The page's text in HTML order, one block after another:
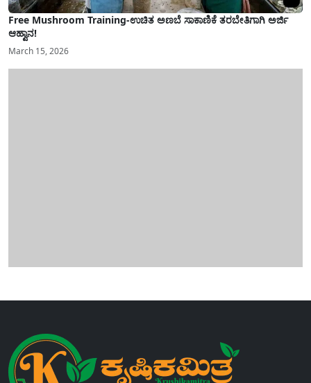
Free Mushroom Training-ಉಚಿತ ಅಣಬೆ ಸಾಕಾಣಿಕೆ ತರಬೇತಿಗಾಗಿ ಅರ್ಜಿ
ಆಹ್ವಾನ!
March 15, 2026